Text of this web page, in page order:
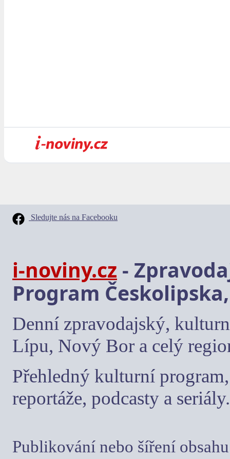
Sledujte nás na Facebooku
i-noviny.cz -
Program
Denní zpravodajský,
Lípu, Nový Bor a celý
Přehledný kulturní
reportáže, podcasty a seriály.
Publikování nebo šíření